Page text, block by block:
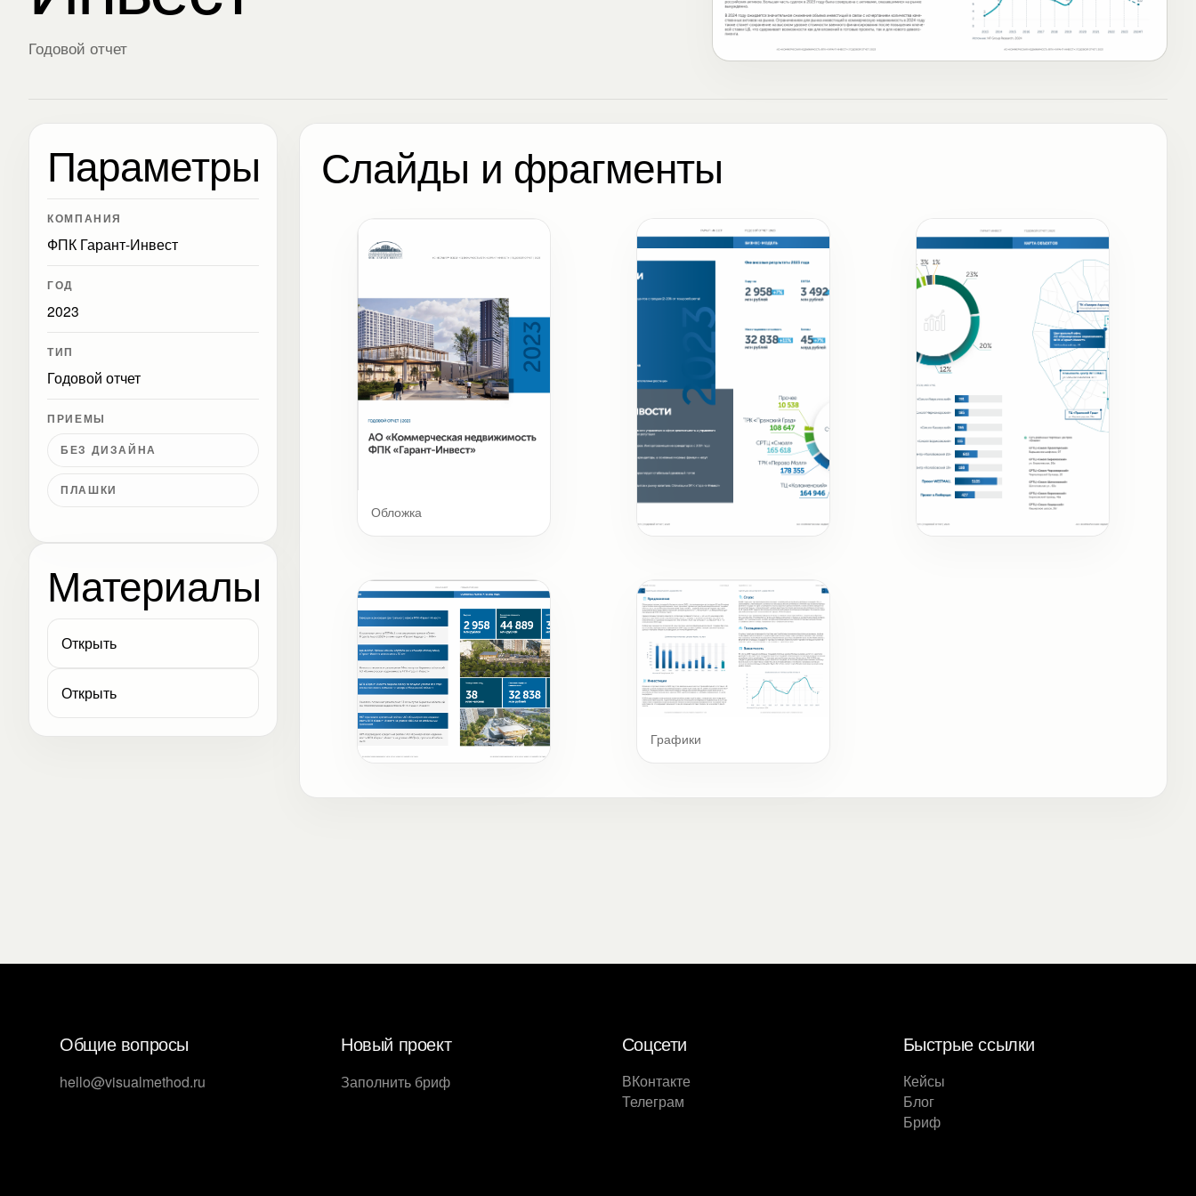
Годовой отчет
Параметры
КОМПАНИЯ
ФПК Гарант-Инвест
ГОД
2023
ТИП
Годовой отчет
ПРИЕМЫ
БЕЗ ДИЗАЙНА
ПЛАШКИ
Материалы
Открыть
Открыть
Слайды и фрагменты
Обложка
Графики
Общие вопросы
hello@visualmethod.ru
Новый проект
Заполнить бриф
Соцсети
ВКонтакте
Телеграм
Быстрые ссылки
Кейсы
Блог
Бриф